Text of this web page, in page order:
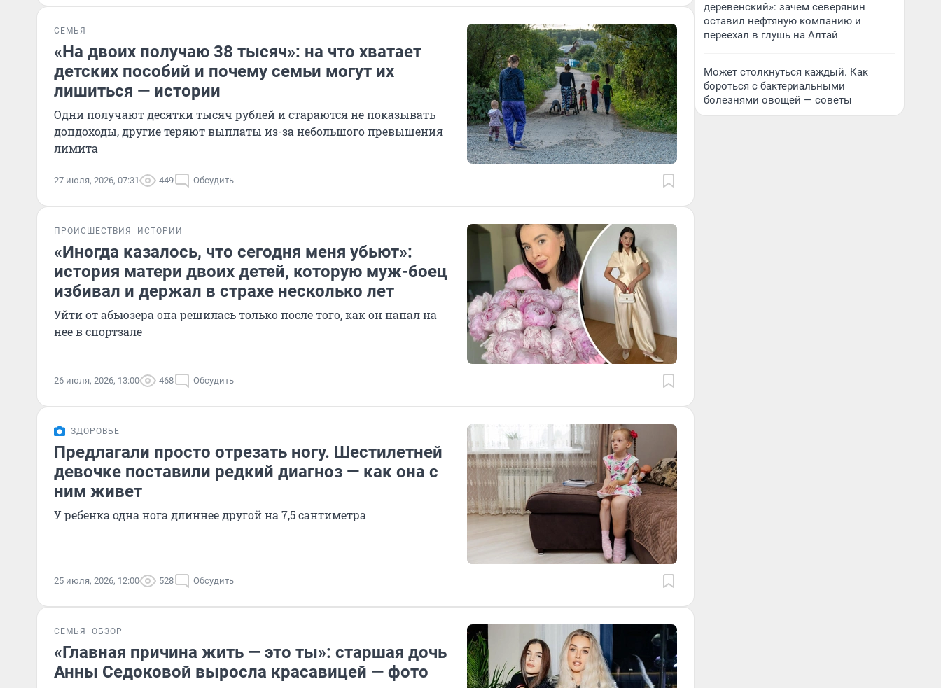
СЕМЬЯ
«На двоих получаю 38 тысяч»: на что хватает
детских пособий и почему семьи могут их
лишиться — истории
Одни получают десятки тысяч рублей и стараются не показывать
допдоходы, другие теряют выплаты из-за небольшого превышения
лимита
27 июля, 2026, 07:31 449 Обсудить
ПРОИСШЕСТВИЯ ИСТОРИИ
«Иногда казалось, что сегодня меня убьют»:
история матери двоих детей, которую муж-боец
избивал и держал в страхе несколько лет
Уйти от абьюзера она решилась только после того, как он напал на
нее в спортзале
26 июля, 2026, 13:00 468 Обсудить
ЗДОРОВЬЕ
Предлагали просто отрезать ногу. Шестилетней
девочке поставили редкий диагноз — как она с
ним живет
У ребенка одна нога длиннее другой на 7,5 сантиметра
25 июля, 2026, 12:00 528 Обсудить
СЕМЬЯ ОБЗОР
«Главная причина жить — это ты»: старшая дочь
Анны Седоковой выросла красавицей — фото
деревенский»: зачем северянин
оставил нефтяную компанию и
переехал в глушь на Алтай
Может столкнуться каждый. Как
бороться с бактериальными
болезнями овощей — советы